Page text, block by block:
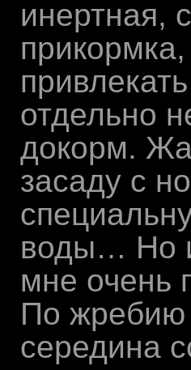
инертная,
отдельно
докорм.
засаду с
воды… Но
мне очень
По жребию
середина